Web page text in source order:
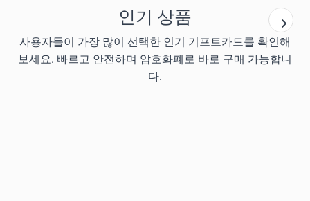
인기 상품
사용자들이 가장 많이 선택한 인기 기프트카드를 확인해
보세요. 빠르고 안전하며 암호화폐로 바로 구매 가능합니
다.